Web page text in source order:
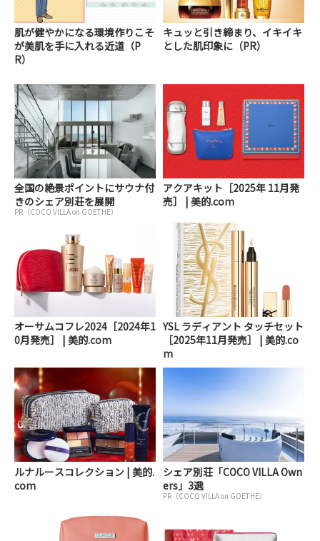
肌が健やかになる環境作りこそ
が美肌を手に入れる近道（P
R）
キュッと引き締まり、イキイキ
とした肌印象に（PR）
全国の絶景ポイントにサウナ付
きのシェア別荘を展開
PR（COCO VILLA on GOETHE）
アクアキット［2025年 11月発
売］ | 美的.com
オーサムコフレ2024［2024年1
0月発売］ | 美的.com
YSL ラディアント タッチセット
［2025年11月発売］ | 美的.co
m
ルナルースコレクション | 美的.
com
シェア別荘「COCO VILLA Own
ers」3選
PR（COCO VILLA on GOETHE）